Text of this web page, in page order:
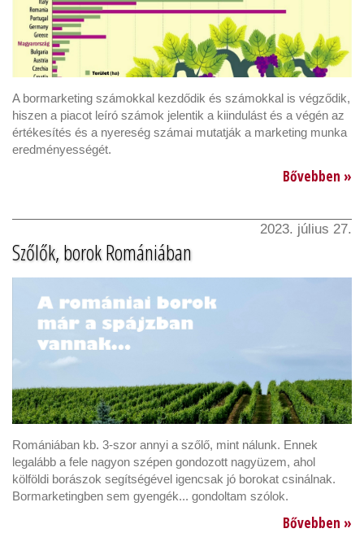
A bormarketing számokkal kezdődik és számokkal is végződik,
hiszen a piacot leíró számok jelentik a kiindulást és a végén az
értékesítés és a nyereség számai mutatják a marketing munka
eredményességét.
Bővebben »
2023. július 27.
Szőlők, borok Romániában
Romániában kb. 3-szor annyi a szőlő, mint nálunk. Ennek
legalább a fele nagyon szépen gondozott nagyüzem, ahol
kölföldi borászok segítségével igencsak jó borokat csinálnak.
Bormarketingben sem gyengék... gondoltam szólok.
Bővebben »